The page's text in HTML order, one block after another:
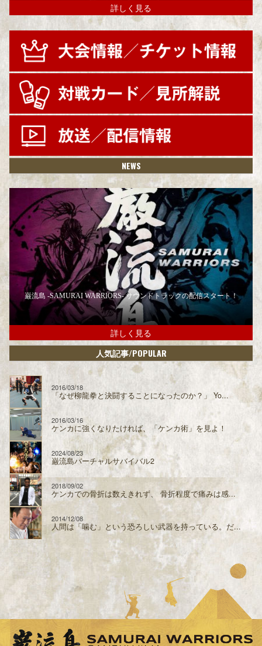
詳しく見る
NEWS
巌流島 -SAMURAI WARRIORS- サウンドトラックの配信スタート！
詳しく見る
人気記事/POPULAR
2016/03/18
「なぜ柳龍拳と決闘することになったのか？」 Yo...
2016/03/16
ケンカに強くなりたければ、「ケンカ術」を見よ！
2024/08/23
巌流島バーチャルサバイバル2
2018/09/02
ケンカでの骨折は数えきれず、 骨折程度で痛みは感...
2014/12/08
人間は「噛む」という恐ろしい武器を持っている。だ...